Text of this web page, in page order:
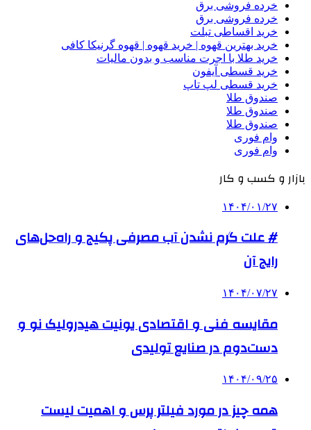
خرده فروشی برق
خرده فروشی برق
خرید اقساطی تبلت
خرید بهترین قهوه | خرید قهوه | قهوه گرنیکا کافی
خرید طلا با اجرت مناسب و بدون مالیات
خرید قسطی آیفون
خرید قسطی لپ تاپ
صندوق طلا
صندوق طلا
صندوق طلا
وام فوری
وام فوری
بازار و کسب و کار
۱۴۰۴/۰۱/۲۷
# علت گرم نشدن آب مصرفی پکیج و راه‌حل‌های
رایج آن
۱۴۰۴/۰۷/۲۷
مقایسه فنی و اقتصادی یونیت هیدرولیک نو و
دست‌دوم در صنایع تولیدی
۱۴۰۴/۰۹/۲۵
همه چیز در مورد فیلتر پرس و اهمیت لیست